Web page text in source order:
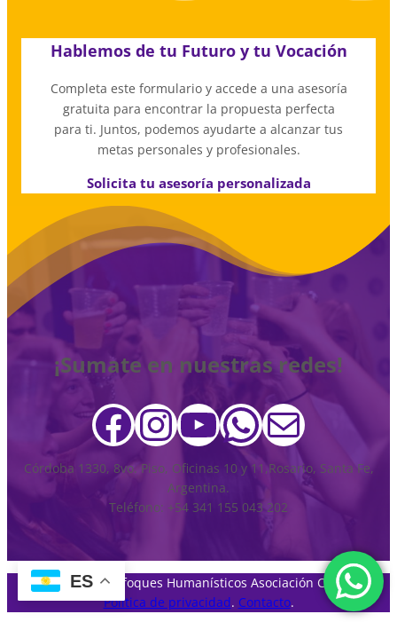
Hablemos de tu Futuro y tu Vocación
Completa este formulario y accede a una asesoría
gratuita para encontrar la propuesta perfecta
para ti. Juntos, podemos ayudarte a alcanzar tus
metas personales y profesionales.
Solicita tu asesoría personalizada
¡Sumate en nuestras redes!
Facebook
Instagram
YouTube
Correo
Córdoba 1330, 8vo. Piso, Oficinas 10 y 11,Rosario, Santa Fe,
Argentina.
Teléfono: +54 341 155 043 202
© 2024 – Enfoques Humanísticos Asociación Civil.
Política de privacidad. Contacto.
ES